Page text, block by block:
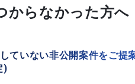
からなかった方へ
ていない非公開案件をご提
)